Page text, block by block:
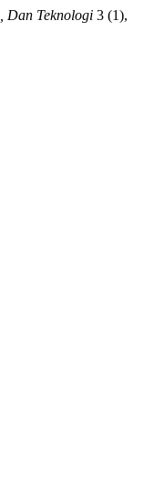
Dan Teknologi 3 (1),